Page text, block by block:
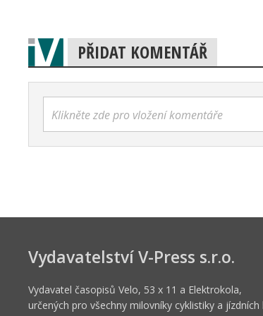
PŘIDAT KOMENTÁŘ
Klikněte zde pro vložení komentáře
Vydavatelství V-Press s.r.o.
Vydavatel časopisů Velo, 53 x 11 a Elektrokola,
určených pro všechny milovníky cyklistiky a jízdních